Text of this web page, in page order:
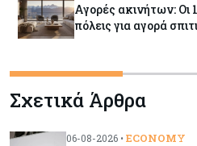
Αγορές ακινήτων: Οι
πόλεις για αγορά
Κόσμος
Οι πυρκαγιές
ζημιές δεν είναι
Σχετικά Άρθρα
06-08-2026 • ECONOMY